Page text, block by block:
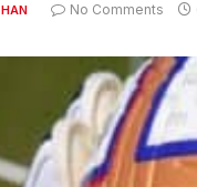
No Comments